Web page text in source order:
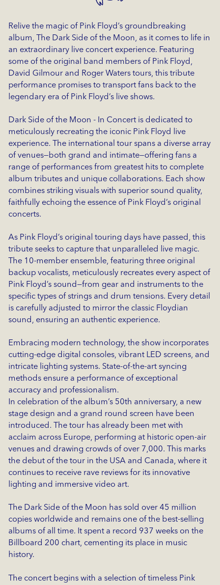
Relive the magic of Pink Floyd’s groundbreaking
album, The Dark Side of the Moon, as it comes to life in
an extraordinary live concert experience. Featuring
some of the original band members of Pink Floyd,
David Gilmour and Roger Waters tours, this tribute
performance promises to transport fans back to the
legendary era of Pink Floyd’s live shows.
Dark Side of the Moon - In Concert is dedicated to
meticulously recreating the iconic Pink Floyd live
experience. The international tour spans a diverse array
of venues—both grand and intimate—offering fans a
range of performances from greatest hits to complete
album tributes and unique collaborations. Each show
combines striking visuals with superior sound quality,
faithfully echoing the essence of Pink Floyd’s original
concerts.
As Pink Floyd’s original touring days have passed, this
tribute seeks to capture that unparalleled live magic.
The 10-member ensemble, featuring three original
backup vocalists, meticulously recreates every aspect of
Pink Floyd’s sound—from gear and instruments to the
specific types of strings and drum tensions. Every detail
is carefully adjusted to mirror the classic Floydian
sound, ensuring an authentic experience.
Embracing modern technology, the show incorporates
cutting-edge digital consoles, vibrant LED screens, and
intricate lighting systems. State-of-the-art syncing
methods ensure a performance of exceptional
accuracy and professionalism.
In celebration of the album’s 50th anniversary, a new
stage design and a grand round screen have been
introduced. The tour has already been met with
acclaim across Europe, performing at historic open-air
venues and drawing crowds of over 7,000. This marks
the debut of the tour in the USA and Canada, where it
continues to receive rave reviews for its innovative
lighting and immersive video art.
The Dark Side of the Moon has sold over 45 million
copies worldwide and remains one of the best-selling
albums of all time. It spent a record 937 weeks on the
Billboard 200 chart, cementing its place in music
history.
The concert begins with a selection of timeless Pink